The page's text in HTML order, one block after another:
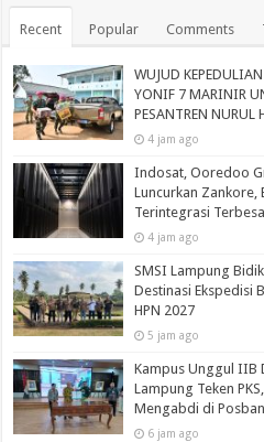
Recent Popular Comments
WUJUD
YONIF 7 MARINIR
PESANTREN NURUL
4 jam ago
Indosat, Ooredoo
Luncurkan
Terintegrasi
4 jam ago
SMSI Lampung
Destinasi Ekspedisi
HPN 2027
5 jam ago
Kampus Unggul IIB
Lampung Teken
Mengabdi di
6 jam ago